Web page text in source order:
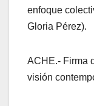
enfoque
Gloria Pérez).
ACHE.- Firma
visión